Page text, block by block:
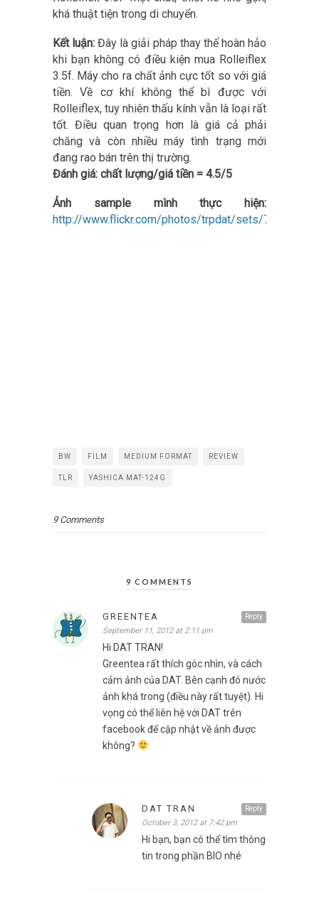
khá thuật tiện trong di chuyển.
Kết luận: Đây là giải pháp thay thế hoàn hảo
khi bạn không có điều kiện mua Rolleiflex
3.5f. Máy cho ra chất ảnh cực tốt so với giá
tiền. Về cơ khí không thể bì được với
Rolleiflex, tuy nhiên thấu kính vẫn là loại rất
tốt. Điều quan trọng hơn là giá cả phải
chăng và còn nhiều máy tình trạng mới
đang rao bán trên thị trường.
Đánh giá: chất lượng/giá tiền = 4.5/5
Ảnh sample mình thực hiện:
http://www.flickr.com/photos/trpdat/sets/
BW FILM MEDIUM FORMAT REVIEW
TLR YASHICA MAT-124G
9 Comments
9 COMMENTS
Reply
GREENTEA
September 11, 2012 at 2:11 pm
Hi DAT TRAN!
Greentea rất thích góc nhìn, và cách
cảm ảnh của DAT. Bên cạnh đó nước
ảnh khá trong (điều này rất tuyệt). Hi
vọng có thể liên hệ với DAT trên
facebook để cập nhật về ảnh được
không?
Reply
DAT TRAN
October 3, 2012 at 7:42 pm
Hi bạn, bạn có thể tìm thông
tin trong phần BIO nhé